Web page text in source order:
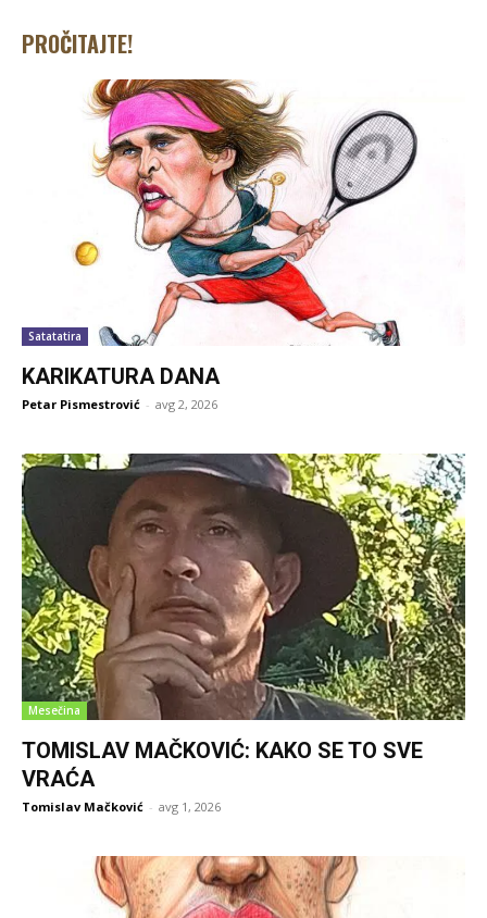
PROČITAJTE!
Satatatira
KARIKATURA DANA
Petar Pismestrović - avg 2, 2026
Mesečina
TOMISLAV MAČKOVIĆ: KAKO SE TO SVE
VRAĆA
Tomislav Mačković - avg 1, 2026